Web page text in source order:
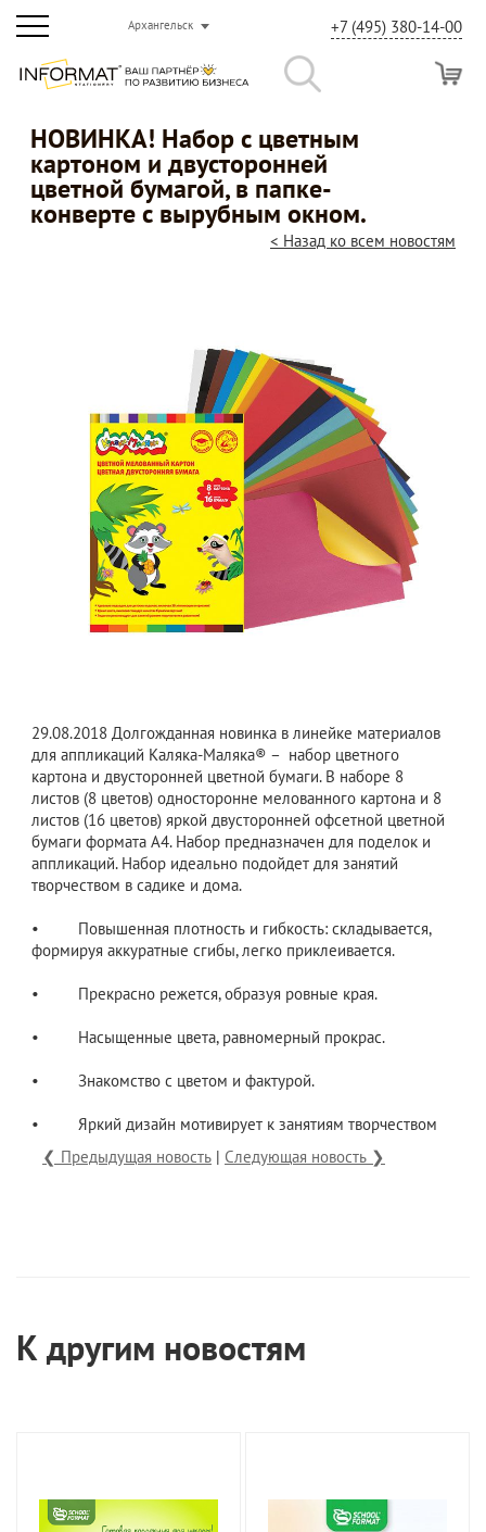
Архангельск +7 (495) 380-14-00
НОВИНКА! Набор с цветным
картоном и двусторонней
цветной бумагой, в папке-
конверте с вырубным окном.
< Назад ко всем новостям
29.08.2018 Долгожданная новинка в линейке материалов
для аппликаций Каляка-Маляка® – набор цветного
картона и двусторонней цветной бумаги. В наборе 8
листов (8 цветов) односторонне мелованного картона и 8
листов (16 цветов) яркой двусторонней офсетной цветной
бумаги формата А4. Набор предназначен для поделок и
аппликаций. Набор идеально подойдет для занятий
творчеством в садике и дома.
• Повышенная плотность и гибкость: складывается,
формируя аккуратные сгибы, легко приклеивается.
• Прекрасно режется, образуя ровные края.
• Насыщенные цвета, равномерный прокрас.
• Знакомство с цветом и фактурой.
• Яркий дизайн мотивирует к занятиям творчеством
❮ Предыдущая новость | Следующая новость ❯
К другим новостям